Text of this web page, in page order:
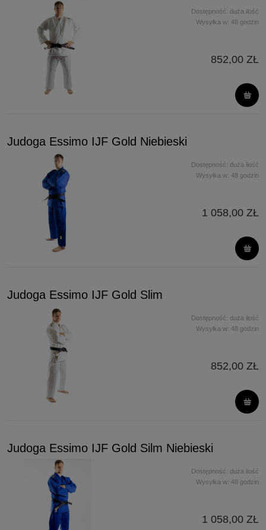
Dostępność: duża ilość
Wysyłka w: 48 godzin
852,00 ZŁ
Judoga Essimo IJF Gold Niebieski
Dostępność: duża ilość
Wysyłka w: 48 godzin
1 058,00 ZŁ
Judoga Essimo IJF Gold Slim
Dostępność: duża ilość
Wysyłka w: 48 godzin
852,00 ZŁ
Judoga Essimo IJF Gold Silm Niebieski
Dostępność: duża ilość
Wysyłka w: 48 godzin
1 058,00 ZŁ